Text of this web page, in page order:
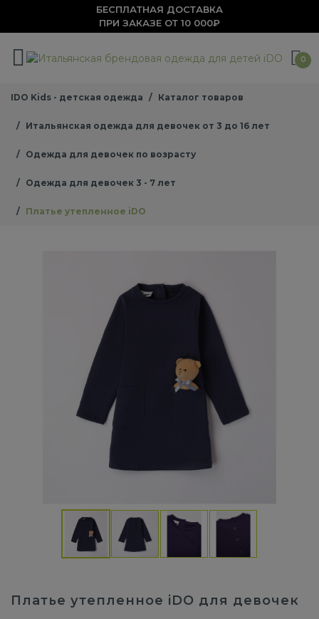
БЕСПЛАТНАЯ ДОСТАВКА
ПРИ ЗАКАЗЕ ОТ 10 000₽
0
IDO Kids - детская одежда Каталог товаров
Итальянская одежда для девочек от 3 до 16 лет
Одежда для девочек по возрасту
Одежда для девочек 3 - 7 лет
Платье утепленное iDO
Платье утепленное iDO для девочек